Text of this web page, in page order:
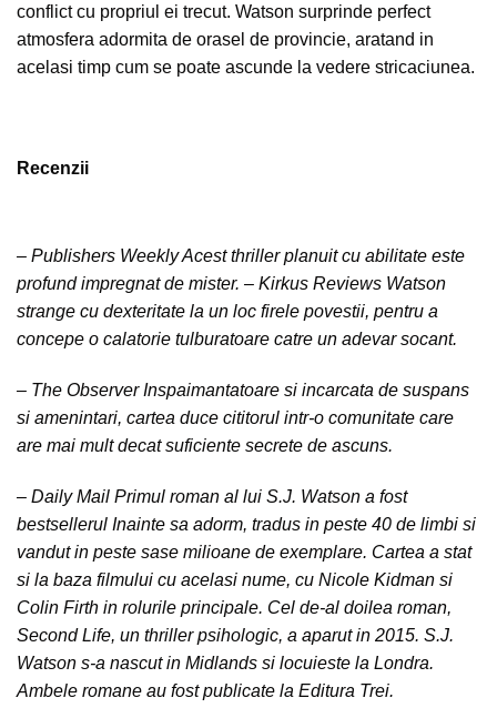
conflict cu propriul ei trecut. Watson surprinde perfect
atmosfera adormita de orasel de provincie, aratand in
acelasi timp cum se poate ascunde la vedere stricaciunea.
Recenzii
– Publishers Weekly Acest thriller planuit cu abilitate este
profund impregnat de mister. – Kirkus Reviews Watson
strange cu dexteritate la un loc firele povestii, pentru a
concepe o calatorie tulburatoare catre un adevar socant.
– The Observer Inspaimantatoare si incarcata de suspans
si amenintari, cartea duce cititorul intr-o comunitate care
are mai mult decat suficiente secrete de ascuns.
– Daily Mail Primul roman al lui S.J. Watson a fost
bestsellerul Inainte sa adorm, tradus in peste 40 de limbi si
vandut in peste sase milioane de exemplare. Cartea a stat
si la baza filmului cu acelasi nume, cu Nicole Kidman si
Colin Firth in rolurile principale. Cel de-al doilea roman,
Second Life, un thriller psihologic, a aparut in 2015. S.J.
Watson s-a nascut in Midlands si locuieste la Londra.
Ambele romane au fost publicate la Editura Trei.